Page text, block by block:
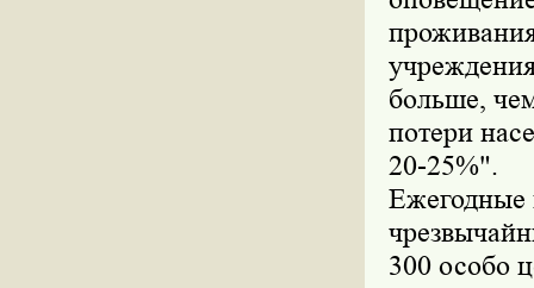
больше,
потери
20-25%".
Ежегодные
300 особо